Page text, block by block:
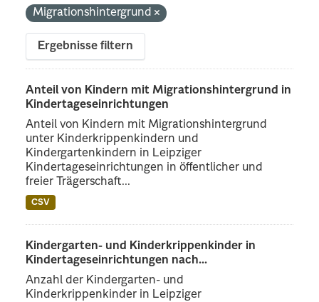
Migrationshintergrund
Ergebnisse filtern
Anteil von Kindern mit Migrationshintergrund in
Kindertageseinrichtungen
Anteil von Kindern mit Migrationshintergrund
unter Kinderkrippenkindern und
Kindergartenkindern in Leipziger
Kindertageseinrichtungen in öffentlicher und
freier Trägerschaft...
CSV
Kindergarten- und Kinderkrippenkinder in
Kindertageseinrichtungen nach...
Anzahl der Kindergarten- und
Kinderkrippenkinder in Leipziger